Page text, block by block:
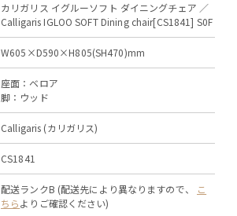
カリガリス イグルーソフト ダイニングチェア ／
Calligaris IGLOO SOFT Dining chair[CS1841] S0F
W605×D590×H805(SH470)mm
座面：ベロア
脚：ウッド
Calligaris (カリガリス)
CS1841
配送ランクB (配送先により異なりますので、
こ
ちらよりご確認ください)